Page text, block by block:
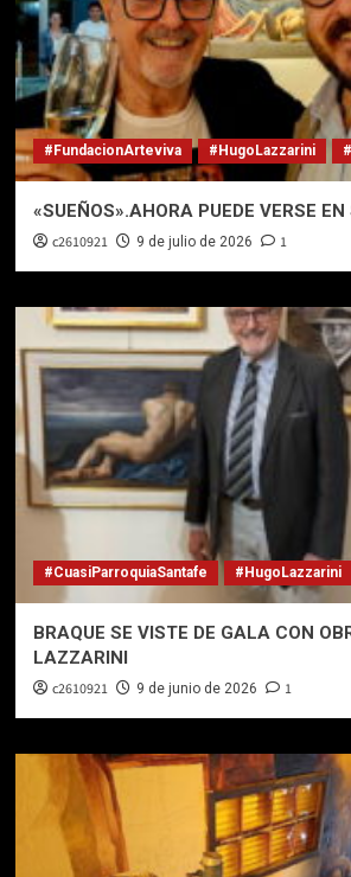
#FundacionArteviva #HugoLazzarini
«SUEÑOS».AHORA PUEDE VERSE EN
c2610921 9 de julio de 2026 1
#CuasiParroquiaSantafe #HugoLazzarini
BRAQUE SE VISTE DE GALA CON
LAZZARINI
c2610921 9 de junio de 2026 1